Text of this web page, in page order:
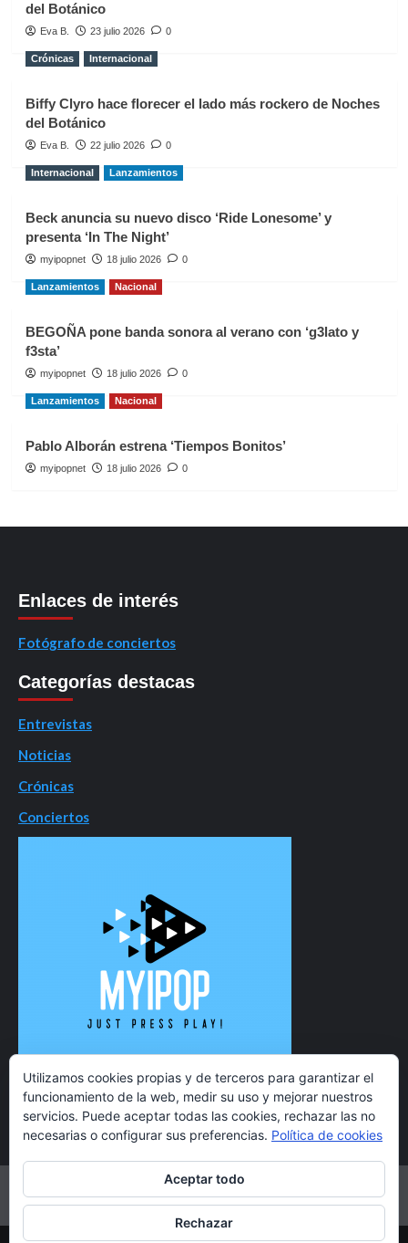
del Botánico
Eva B. 23 julio 2026 0
Crónicas Internacional
Biffy Clyro hace florecer el lado más rockero de Noches
del Botánico
Eva B. 22 julio 2026 0
Internacional Lanzamientos
Beck anuncia su nuevo disco ‘Ride Lonesome’ y
presenta ‘In The Night’
myipopnet 18 julio 2026 0
Lanzamientos Nacional
BEGOÑA pone banda sonora al verano con ‘g3lato y
f3sta’
myipopnet 18 julio 2026 0
Lanzamientos Nacional
Pablo Alborán estrena ‘Tiempos Bonitos’
myipopnet 18 julio 2026 0
Enlaces de interés
Fotógrafo de conciertos
Categorías destacas
Entrevistas
Noticias
Crónicas
Conciertos
TwitterInstagramFacebookYouTube
Utilizamos cookies propias y de terceros para garantizar el
funcionamiento de la web, medir su uso y mejorar nuestros
servicios. Puede aceptar todas las cookies, rechazar las no
necesarias o configurar sus preferencias. Política de cookies
Aceptar todo
Rechazar